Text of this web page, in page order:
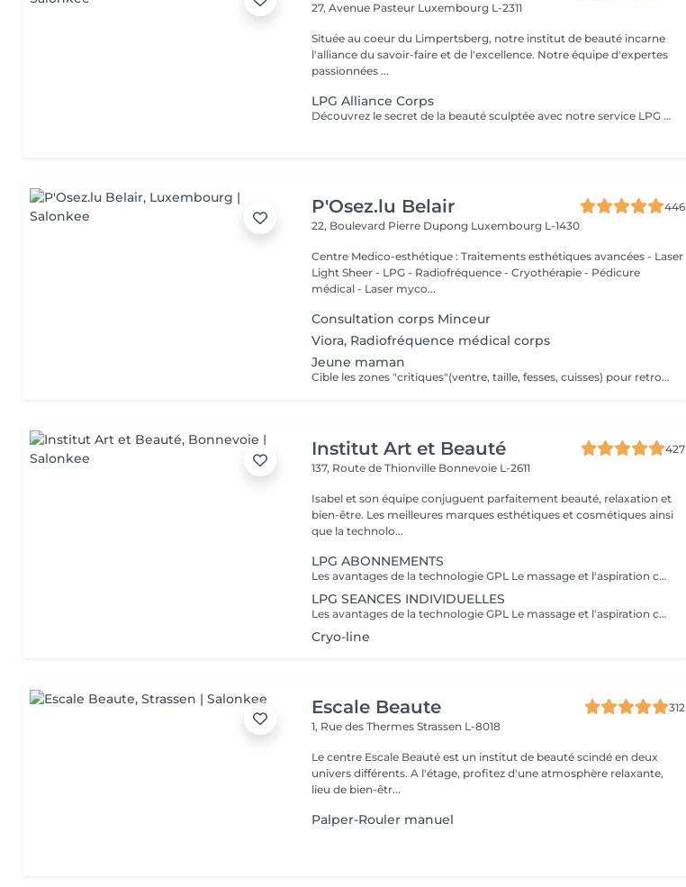
27, Avenue Pasteur Luxembourg L-2311
Située au coeur du Limpertsberg, notre institut de beauté incarne
l'alliance du savoir-faire et de l'excellence. Notre équipe d'expertes
passionnées ...
LPG Alliance Corps
Découvrez le secret de la beauté sculptée avec notre service LPG Endermologie. Cette technologie de pointe est votre alliée pour une silhouette redessinée et une peau radieuse. Les soins Endermologie stimulent naturellement la production de collagène et d'élastine, réduisent l'aspect de la cellulite et raffermissent votre peau. Les résultats sont visibles dès les premières séances, vous laissant avec une confiance et une élégance accrues. Révélez votre beauté intérieure avec une silhouette plus harmonieuse. Optez pour le bien-être et la beauté, choisissez LPG Endermologie dès aujourd'hui.
P'Osez.lu Belair
446
22, Boulevard Pierre Dupong Luxembourg L-1430
Centre Medico-esthétique : Traitements esthétiques avancées - Laser
Light Sheer - LPG - Radiofréquence - Cryothérapie - Pédicure
médical - Laser myco...
Consultation corps Minceur
Viora, Radiofréquence médical corps
Jeune maman
Cible les zones "critiques"(ventre, taille, fesses, cuisses) pour retrouver une silhouette harmonieuse après l'arrivée de bébé tout en apportant une véritable sensation de bien-être.
Institut Art et Beauté
427
137, Route de Thionville Bonnevoie L-2611
Isabel et son équipe conjuguent parfaitement beauté, relaxation et
bien-être. Les meilleures marques esthétiques et cosmétiques ainsi
que la technolo...
LPG ABONNEMENTS
Les avantages de la technologie GPL Le massage et l'aspiration combinés du LPG Cellu M6 Medical offrent des solutions minceur, anti-âge et thérapeutiques 100% naturelles à travers des massages indolores qui réactivent naturellement les mécanismes cellulaires, apportant divers bienfaits adaptés à vos besoins spécifiques. Avantages esthétiques : Réduit la cellulite, la peau d'orange disparaissant progressivement pour redonner à la peau son aspect lisse et ferme. Harmonise la silhouette. Raffermit et améliore l'apparence de la peau. Diminue l'apparence des cicatrices, des greffes et des brûlures. Bienfaits thérapeutiques : Améliore la circulation lymphatique et sanguine. Favorise la récupération postopératoire. Génère un effet relaxant. Réduit les douleurs musculaires. Soulage les jambes lourdes et les chevilles gonflées. Prépare à l'effort physique. Facilite la récupération après l'effort : courbatures, etc. Traite les affections liées au sport : tendinites, blessures musculaires, etc. Procure détente et relaxation musculaire. Praticiens formés : Carla Lisete Marie Francesca Prenez soin de votre corps et de votre beauté dès aujourd'hui : avec la technologie LPG pour préparer votre peau et votre corps aux années à venir
LPG SEANCES INDIVIDUELLES
Les avantages de la technologie GPL Le massage et l'aspiration combinés du LPG Cellu M6 Medical offrent des solutions minceur, anti-âge et thérapeutiques 100% naturelles à travers des massages indolores qui réactivent naturellement les mécanismes cellulaires, apportant divers bienfaits adaptés à vos besoins spécifiques. Avantages esthétiques : Réduit la cellulite, la peau d'orange disparaissant progressivement pour redonner à la peau son aspect lisse et ferme. Harmonise la silhouette. Raffermit et améliore l'apparence de la peau. Diminue l'apparence des cicatrices, des greffes et des brûlures. Bienfaits thérapeutiques : Améliore la circulation lymphatique et sanguine. Favorise la récupération postopératoire. Génère un effet relaxant. Réduit les douleurs musculaires. Soulage les jambes lourdes et les chevilles gonflées. Prépare à l'effort physique. Facilite la récupération après l'effort : courbatures, etc. Traite les affections liées au sport : tendinites, blessures musculaires, etc. Procure détente et relaxation musculaire. Praticiens formés : Carla Lisete Carla Marie Francesca Prenez soin de votre corps et de votre beauté dès aujourd'hui : avec la technologie LPG pour préparer votre peau et votre corps aux années à venir
Cryo-line
Escale Beaute
312
1, Rue des ThermesStrassen L-8018
Le centre Escale Beauté est un institut de beauté scindé en deux
univers différents. A l'étage, profitez d'une atmosphère relaxante,
lieu de bien-êtr...
Palper-Rouler manuel